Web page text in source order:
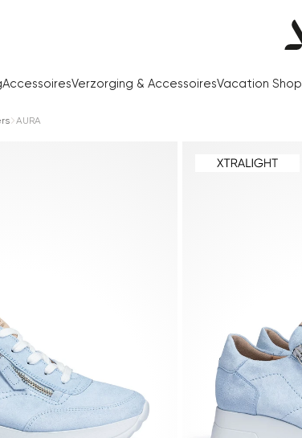
AccessoiresVerzorging & AccessoiresVacation Shop
AURA